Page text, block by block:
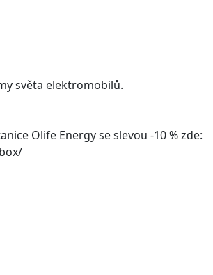
světa elektromobilů.
Olife Energy se slevou -10 % zde: